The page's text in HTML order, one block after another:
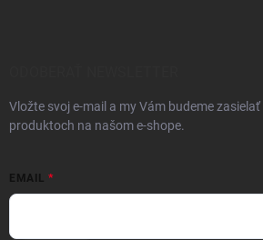
Vložte svoj e-mail a my Vám budeme
produktoch na našom e-shope.
EMAIL